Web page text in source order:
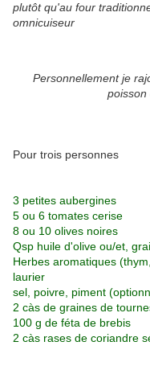
plutôt qu'au four
omnicuiseur
Personnellement je
poisson
Pour trois personnes
3 petites aubergines
5 ou 6 tomates cerise
8 ou 10 olives noires
Qsp huile d'olive ou/et,
Herbes aromatiques
laurier
sel, poivre, piment
2 càs de graines de
100 g de féta de brebis
2 càs rases de coriandre